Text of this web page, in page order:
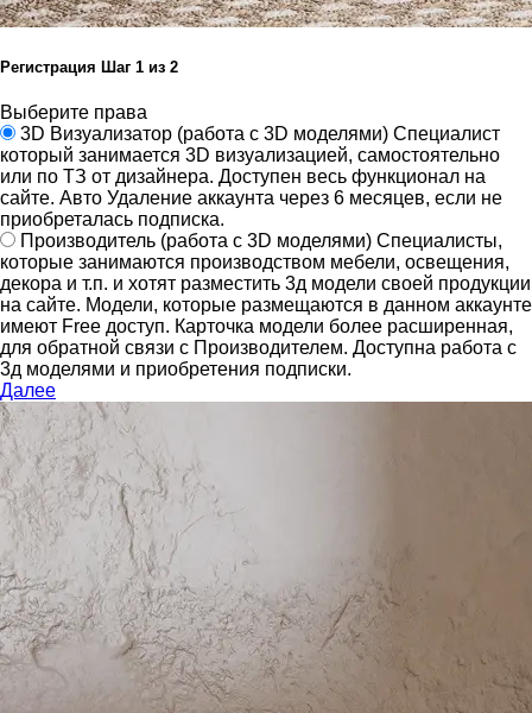
Регистрация Шаг 1 из 2
Выберите права
3D Визуализатор (работа с 3D моделями) Специалист
который занимается 3D визуализацией, самостоятельно
или по ТЗ от дизайнера. Доступен весь функционал на
сайте. Авто Удаление аккаунта через 6 месяцев, если не
приобреталась подписка.
Производитель (работа с 3D моделями) Специалисты,
которые занимаются производством мебели, освещения,
декора и т.п. и хотят разместить 3д модели своей продукции
на сайте. Модели, которые размещаются в данном аккаунте
имеют Free доступ. Карточка модели более расширенная,
для обратной связи с Производителем. Доступна работа с
3д моделями и приобретения подписки.
Далее